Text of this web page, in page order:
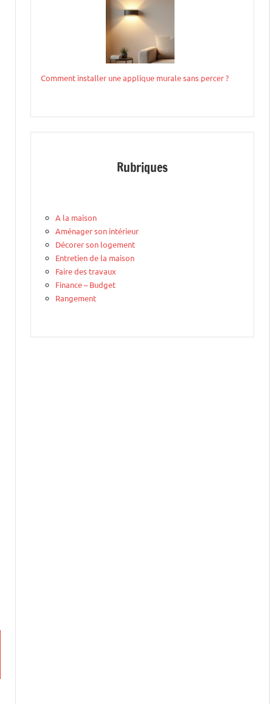
Comment installer une applique murale sans percer ?
Rubriques
A la maison
Aménager son intérieur
Décorer son logement
Entretien de la maison
Faire des travaux
Finance – Budget
Rangement